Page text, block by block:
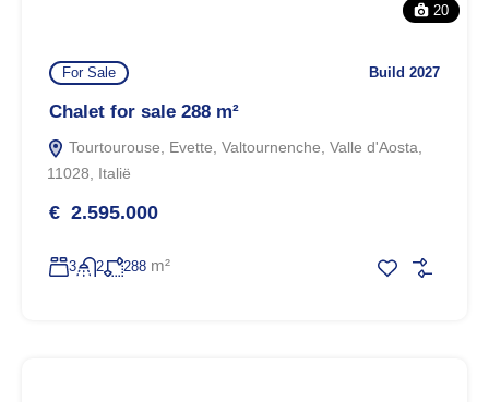
20
For Sale Build 2027
Chalet for sale 288 m²
Tourtourouse, Evette, Valtournenche, Valle d'Aosta,
11028, Italië
€ 2.595.000
3 2 288 m²